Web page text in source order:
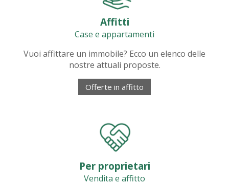
Affitti
Case e appartamenti
Vuoi affittare un immobile? Ecco un elenco delle
nostre attuali proposte.
Offerte in affitto
Per proprietari
Vendita e affitto